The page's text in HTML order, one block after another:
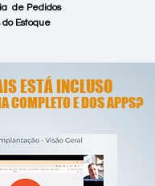
de Pedidos
Estoque
ESTÁ INCLUSO
COMPLETO E DOS APPS?